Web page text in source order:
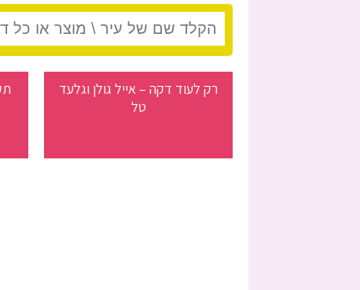
רק לעוד דקה – אייל גולן וגלעד
טל